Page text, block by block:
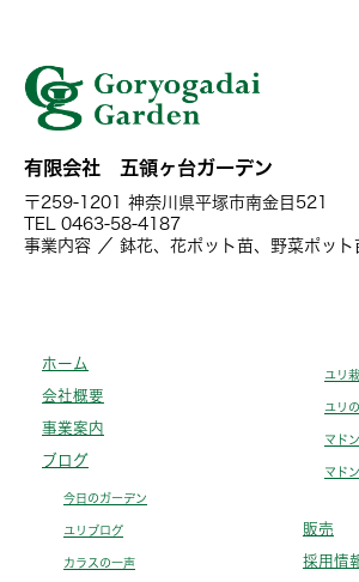
有限会社 五領ヶ台ガーデン
〒259-1201 神奈川県平塚市南金目521
TEL 0463-58-4187
事業内容 ／ 鉢花、花ポット苗、野菜ポット
ホーム
会社概要
事業案内
ブログ
今日のガーデン
ユリブログ
カラスの一声
ユリ
ユリ
マド
マド
販売
採用情